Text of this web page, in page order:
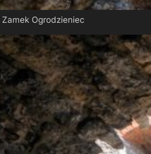
Zamek Ogrodzieniec